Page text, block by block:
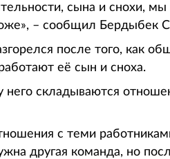
сына и снохи,
– сообщил Бердыбек
после того, как
её сын и сноха.
него складываются
с теми
другая команда, но